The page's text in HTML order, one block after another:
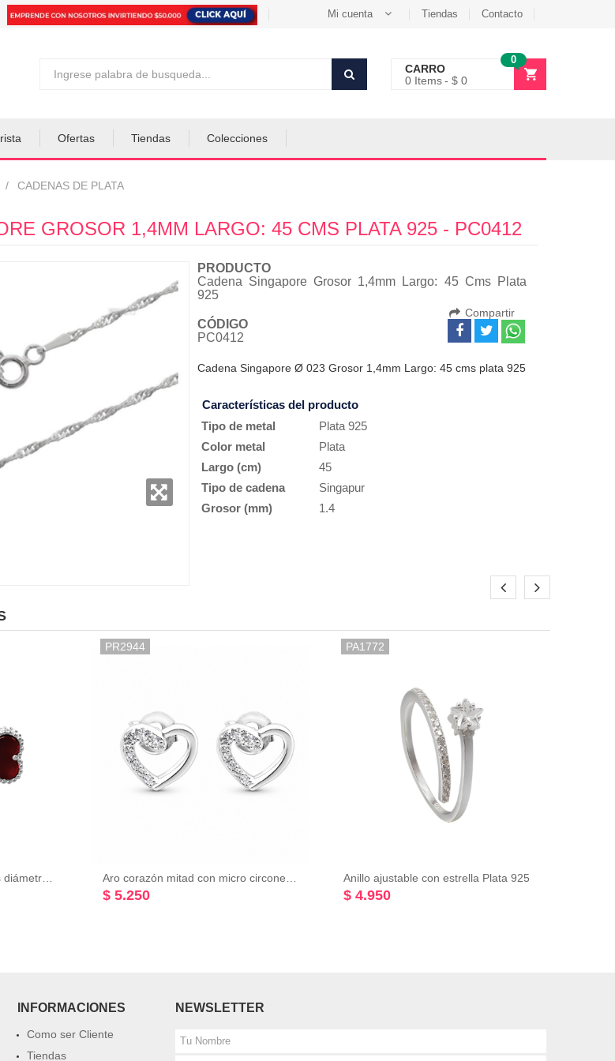
Mi cuenta Tiendas Contacto
CARRO
0
0 Items $ 0
Ofertas Tiendas Colecciones
CADENAS DE PLATA
GROSOR 1,4MM LARGO: 45 CMS PLATA 925 - PC0412
PRODUCTO
Cadena Singapore Grosor 1,4mm Largo: 45 Cms Plata
925
CÓDIGO
PC0412
Compartir
Cadena Singapore Ø 023 Grosor 1,4mm Largo: 45 cms plata 925
Características del producto
Tipo de metal
Plata 925
Color metal
Plata
Largo (cm)
45
Tipo de cadena
Singapur
Grosor (mm)
1.4
PR2944
$ 5.250
PA1772
Anillo ajustable con estrella Plata 925
$ 4.950
INFORMACIONES
Como ser Cliente
Tiendas
NEWSLETTER